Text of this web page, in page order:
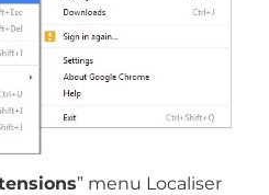
” menu Localiser